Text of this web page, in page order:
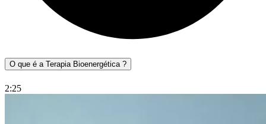
O que é a Terapia Bioenergética ?
2:25